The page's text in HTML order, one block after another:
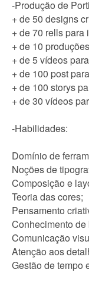
-Produção de
+ de 50 designs
+ de 70 rells para
+ de 10
+ de 5 vídeos
+ de 100 post
+ de 100 storys
+ de 30 vídeos
-Habilidades:
Domínio de
Noções de
Composição e
Teoria das cores;
Pensamento
Conhecimento de
Comunicação
Atenção aos
Gestão de tempo